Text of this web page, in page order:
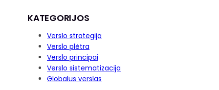
KATEGORIJOS
Verslo strategija
Verslo plėtra
Verslo principai
Verslo sistematizacija
Globalus verslas